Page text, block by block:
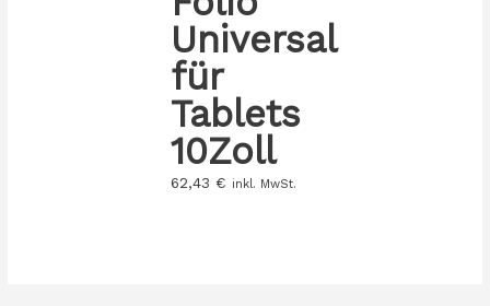
Universal
für
Tablets
10Zoll
62,43 € inkl. MwSt.